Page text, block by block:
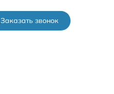
Заказать звонок